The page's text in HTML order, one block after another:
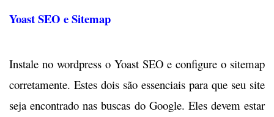
Yoast SEO e Sitemap
Instale no wordpress o Yoast SEO e configure o sitemap
corretamente. Estes dois são essenciais para que seu site
seja encontrado nas buscas do Google. Eles devem estar